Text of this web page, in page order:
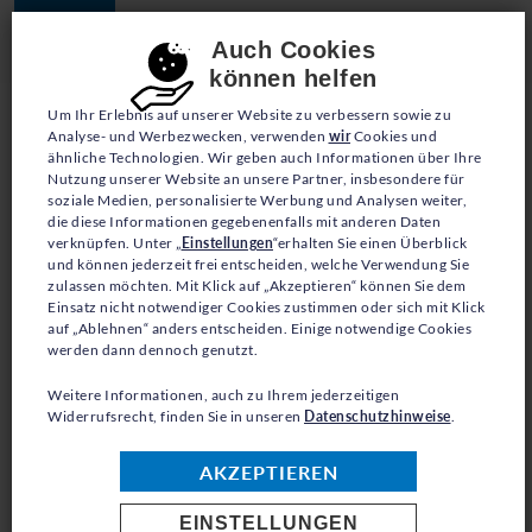
Consent-Einstellungen
Auch Cookies
können helfen
Um Ihr Erlebnis auf unserer Website zu verbessern sowie zu
Analyse- und Werbezwecken, verwenden wirCookies und
ähnliche Technologien. Wir geben auch Informationen über Ihre
Nutzung unserer Website an unsere Partner, insbesondere für
soziale Medien, personalisierte Werbung und Analysen weiter,
die diese Informationen gegebenenfalls mit anderen Daten
verknüpfen. Unter „ Einstellungen“erhalten Sie einen Überblick
und können jederzeit frei entscheiden, welche Verwendung Sie
zulassen möchten. Mit Klick auf „Akzeptieren“ können Sie dem
Einsatz nicht notwendiger Cookies zustimmen oder sich mit Klick
auf „Ablehnen“ anders entscheiden. Einige notwendige Cookies
werden dann dennoch genutzt.
Weitere Informationen, auch zu Ihrem jederzeitigen
Widerrufsrecht, finden Sie in unseren Datenschutzhinweise.
AKZEPTIEREN
EINSTELLUNGEN
JETZT SPENDEN
BLOG
„JETZT HABEN WIR
RAUM ZUM SPRECHEN.
ABER WIR HABEN
NOCH EINEN LANGEN
WEG VOR UNS.“